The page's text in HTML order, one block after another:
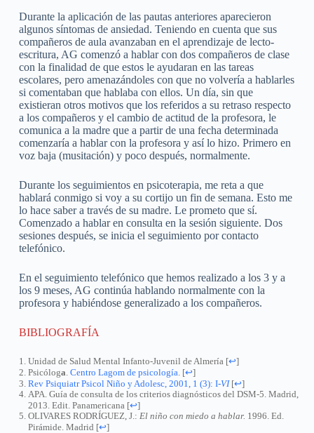
Durante la aplicación de las pautas anteriores aparecieron
algunos síntomas de ansiedad. Teniendo en cuenta que sus
compañeros de aula avanzaban en el aprendizaje de lecto-
escritura, AG comenzó a hablar con dos compañeros de clase
con la finalidad de que estos le ayudaran en las tareas
escolares, pero amenazándoles con que no volvería a hablarles
si comentaban que hablaba con ellos. Un día, sin que
existieran otros motivos que los referidos a su retraso respecto
a los compañeros y el cambio de actitud de la profesora, le
comunica a la madre que a partir de una fecha determinada
comenzaría a hablar con la profesora y así lo hizo. Primero en
voz baja (musitación) y poco después, normalmente.
Durante los seguimientos en psicoterapia, me reta a que
hablará conmigo si voy a su cortijo un fin de semana. Esto me
lo hace saber a través de su madre. Le prometo que sí.
Comenzado a hablar en consulta en la sesión siguiente. Dos
sesiones después, se inicia el seguimiento por contacto
telefónico.
En el seguimiento telefónico que hemos realizado a los 3 y a
los 9 meses, AG continúa hablando normalmente con la
profesora y habiéndose generalizado a los compañeros.
BIBLIOGRAFÍA
Unidad de Salud Mental Infanto-Juvenil de Almería [↩]
Psicóloga. Centro Lagom de psicología. [↩]
Rev Psiquiatr Psicol Niño y Adolesc, 2001, 1 (3): I-VI[↩]
APA. Guía de consulta de los criterios diagnósticos del DSM-5. Madrid,
2013. Edit. Panamericana [↩]
OLIVARES RODRÍGUEZ, J.: El niño con miedo a hablar. 1996. Ed.
Pirámide. Madrid [↩]